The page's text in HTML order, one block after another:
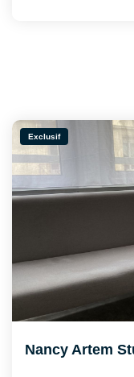
Exclusif
Nancy Artem